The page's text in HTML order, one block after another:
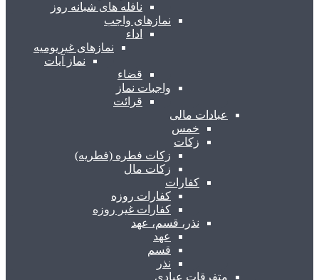
نافله های شبانه روز
نمازهای واجب
اداء
نمازهای غیریومیه
نماز آیات
قضاء
واجبات نماز
قرائت
عبادات مالی
خمس
زکات
زکات فطره (فطریه)
زکات مال
کفارات
کفارات روزه
کفارات غیر روزه
نذر، قسم، عهد
عهد
قسم
نذر
متفرقات عبادی